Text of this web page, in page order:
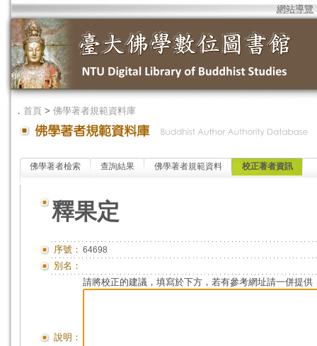
網站導覽
． 首頁 > 佛學著者規範資料庫
佛學著者檢索 查詢結果 佛學著者規範資料 校正著者資訊
釋果定
序號： 64698
別名：
說明：
請將校正的建議，填寫於下方，若有參考網址請一併提供